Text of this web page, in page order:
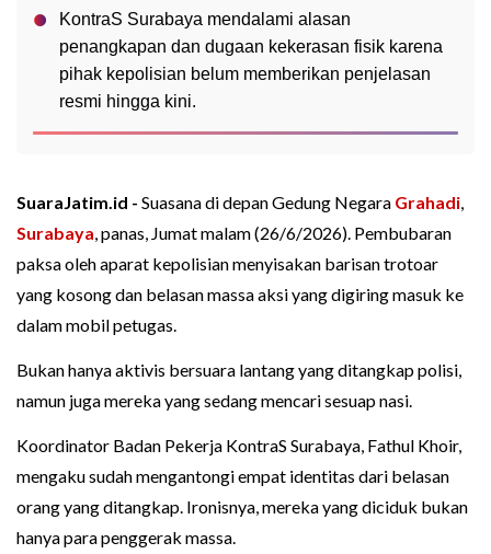
KontraS Surabaya mendalami alasan
penangkapan dan dugaan kekerasan fisik karena
pihak kepolisian belum memberikan penjelasan
resmi hingga kini.
SuaraJatim.id - Suasana di depan Gedung Negara Grahadi,
Surabaya, panas, Jumat malam (26/6/2026). Pembubaran
paksa oleh aparat kepolisian menyisakan barisan trotoar
yang kosong dan belasan massa aksi yang digiring masuk ke
dalam mobil petugas.
Bukan hanya aktivis bersuara lantang yang ditangkap polisi,
namun juga mereka yang sedang mencari sesuap nasi.
Koordinator Badan Pekerja KontraS Surabaya, Fathul Khoir,
mengaku sudah mengantongi empat identitas dari belasan
orang yang ditangkap. Ironisnya, mereka yang diciduk bukan
hanya para penggerak massa.